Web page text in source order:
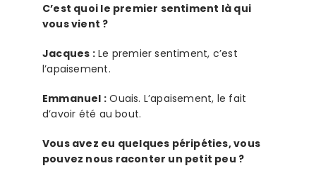
C’est quoi le premier sentiment là qui
vous vient ?
Jacques :Le premier sentiment, c’est
l’apaisement.
Emmanuel : Ouais. L’apaisement, le fait
d’avoir été au bout.
Vous avez eu quelques péripéties, vous
pouvez nous raconter un petit peu ?